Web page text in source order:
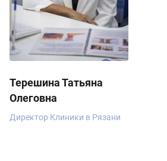
Терешина Татьяна
Олеговна
Директор Клиники в Рязани